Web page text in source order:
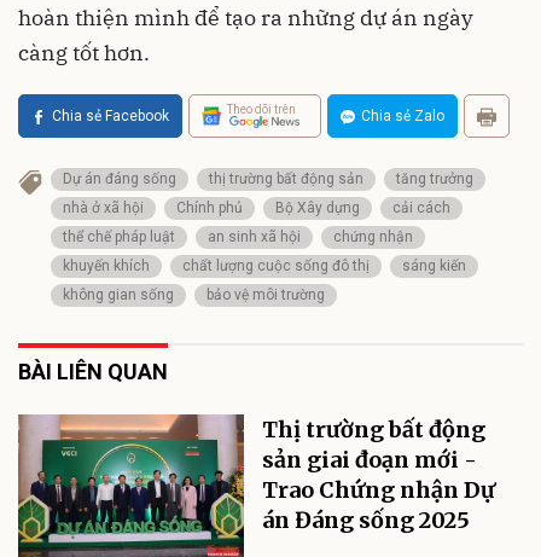
hoàn thiện mình để tạo ra những dự án ngày
càng tốt hơn.
Chia sẻ Facebook Theo dõi trên Chia sẻ Zalo
Dự án đáng sống thị trường bất động sản
tăng trưởng
nhà ở xã hội
Chính phủ Bộ Xây dựng
cải cách
thể chế pháp luật
an sinh xã hội
chứng nhận
khuyến khích
chất lượng cuộc sống đô thị
sáng kiến
không gian sống
bảo vệ môi trường
BÀI LIÊN QUAN
Thị trường bất động
sản giai đoạn mới -
Trao Chứng nhận Dự
án Đáng sống 2025